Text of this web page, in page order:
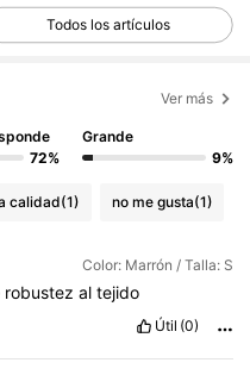
Todos los artículos
Ver más
72%
Grande
9%
calidad(1) no me gusta(1)
Color: Marrón / Talla: S
robustez al tejido
Útil (0)